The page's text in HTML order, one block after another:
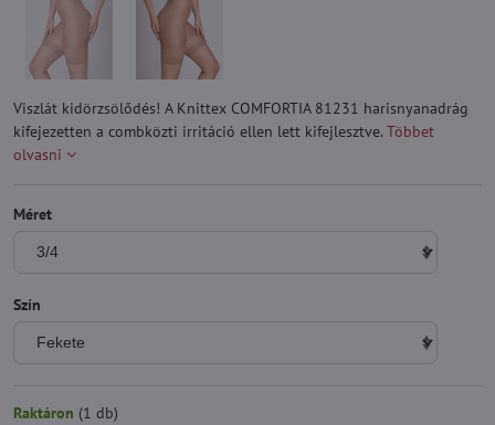
Viszlát kidörzsölődés! A Knittex COMFORTIA 81231 harisnyanadrág
kifejezetten a combközti irritáció ellen lett kifejlesztve. Többet
olvasni
Méret
Szín
Raktáron (1 db)